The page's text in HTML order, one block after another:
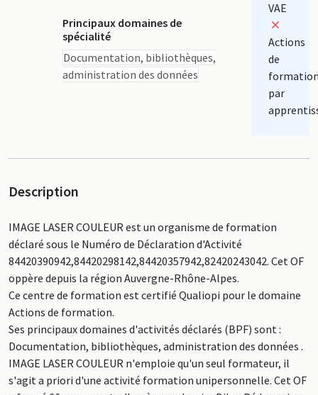
Principaux domaines de
spécialité
Documentation, bibliothèques,
administration des données
VAE
Actions
de
par
Description
IMAGE LASER COULEUR est un organisme de formation
déclaré sous le Numéro de Déclaration d'Activité
84420390942,84420298142,84420357942,82420243042. Cet OF
oppère depuis la région Auvergne-Rhône-Alpes.
Ce centre de formation est certifié Qualiopi pour le domaine
Actions de formation.
Ses principaux domaines d'activités déclarés (BPF) sont :
Documentation, bibliothèques, administration des données .
IMAGE LASER COULEUR n'emploie qu'un seul formateur, il
s'agit a priori d'une activité formation unipersonnelle. Cet OF